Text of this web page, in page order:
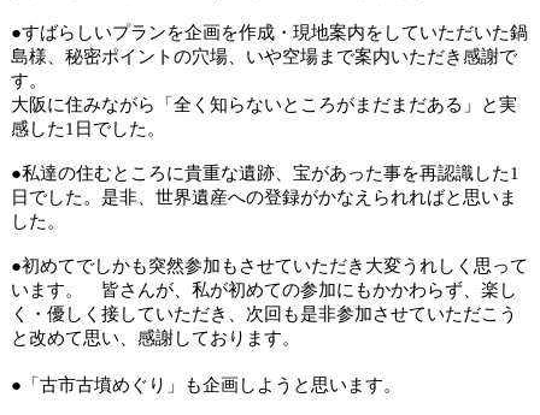
●すばらしいプランを企画を作成・現地案内をしていただいた鍋
島様、秘密ポイントの穴場、いや空場まで案内いただき感謝で
す。
大阪に住みながら「全く知らないところがまだまだある」と実
感した1 日でした。
●私達の住むところに貴重な遺跡、宝があった事を再認識した1
日でした。是非、世界遺産への登録がかなえられればと思いま
した。
●初めてでしかも突然参加もさせていただき大変うれしく思って
います。 皆さんが、私が初めての参加にもかかわらず、楽し
く・優しく接していただき、次回も是非参加させていただこう
と改めて思い、感謝しております。
● 「古市古墳めぐり」も企画しようと思います。